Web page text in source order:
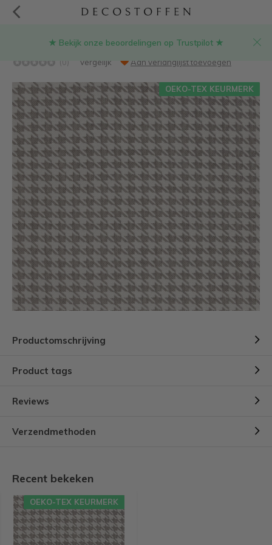
★ Bekijk onze beoordelingen op Trustpilot ★
Pied de poule grijs outdoor stof
(0) Vergelijk Aan verlanglijst toevoegen
OEKO-TEX KEURMERK
Productomschrijving
Product tags
Reviews
Verzendmethoden
Recent bekeken
OEKO-TEX KEURMERK